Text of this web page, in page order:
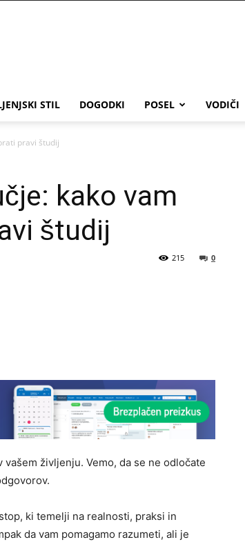
STIL DOGODKI POSEL VODIČI
pravi študij
kako vam
študij
0
215
življenju. Vemo, da se ne odločate
ki temelji na realnosti, praksi in
da vam pomagamo razumeti, ali je